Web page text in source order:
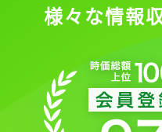
様々な情報